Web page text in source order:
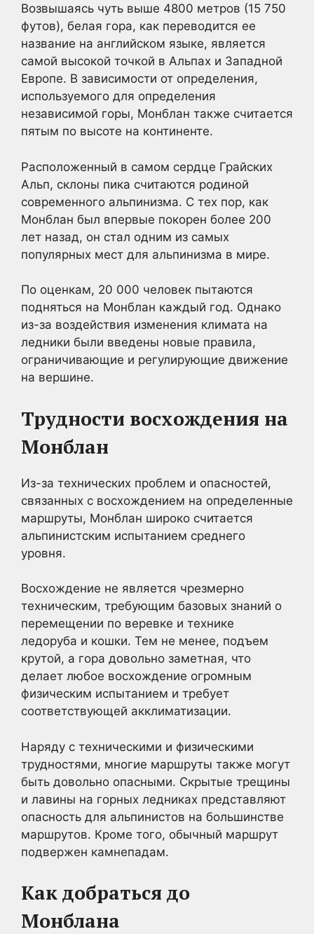
Возвышаясь чуть выше 4800 метров (15 750
футов), белая гора, как переводится ее
название на английском языке, является
самой высокой точкой в Альпах и Западной
Европе. В зависимости от определения,
используемого для определения
независимой горы, Монблан также считается
пятым по высоте на континенте.
Расположенный в самом сердце Грайских
Альп, склоны пика считаются родиной
современного альпинизма. С тех пор, как
Монблан был впервые покорен более 200
лет назад, он стал одним из самых
популярных мест для альпинизма в мире.
По оценкам, 20 000 человек пытаются
подняться на Монблан каждый год. Однако
из-за воздействия изменения климата на
ледники были введены новые правила,
ограничивающие и регулирующие движение
на вершине.
Трудности восхождения на
Монблан
Из-за технических проблем и опасностей,
связанных с восхождением на определенные
маршруты, Монблан широко считается
альпинистским испытанием среднего
уровня.
Восхождение не является чрезмерно
техническим, требующим базовых знаний о
перемещении по веревке и технике
ледоруба и кошки. Тем не менее, подъем
крутой, а гора довольно заметная, что
делает любое восхождение огромным
физическим испытанием и требует
соответствующей акклиматизации.
Наряду с техническими и физическими
трудностями, многие маршруты также могут
быть довольно опасными. Скрытые трещины
и лавины на горных ледниках представляют
опасность для альпинистов на большинстве
маршрутов. Кроме того, обычный маршрут
подвержен камнепадам.
Как добраться до
Монблана